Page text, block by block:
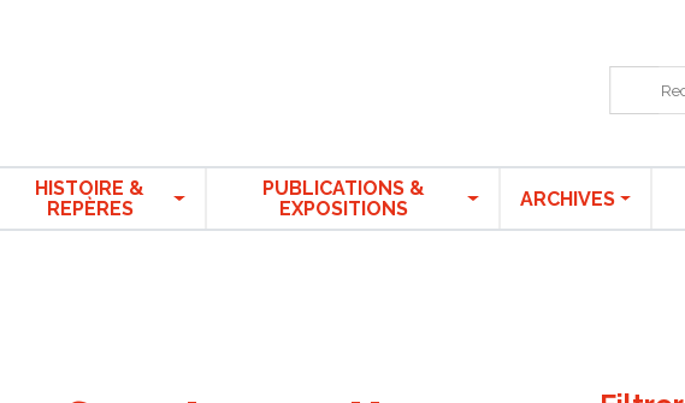
HISTOIRE &
REPÈRES
PUBLICATIONS &
EXPOSITIONS
ARCHIVES